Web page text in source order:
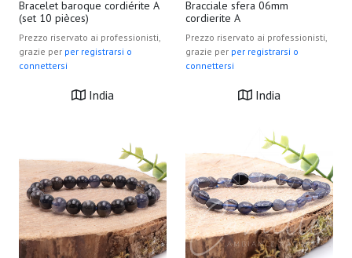
Bracelet baroque cordiérite A
(set 10 pièces)
Prezzo riservato ai professionisti,
grazie per per registrarsi o
connettersi
India
Bracciale sfera 06mm
cordierite A
Prezzo riservato ai professionisti,
grazie per per registrarsi o
connettersi
India